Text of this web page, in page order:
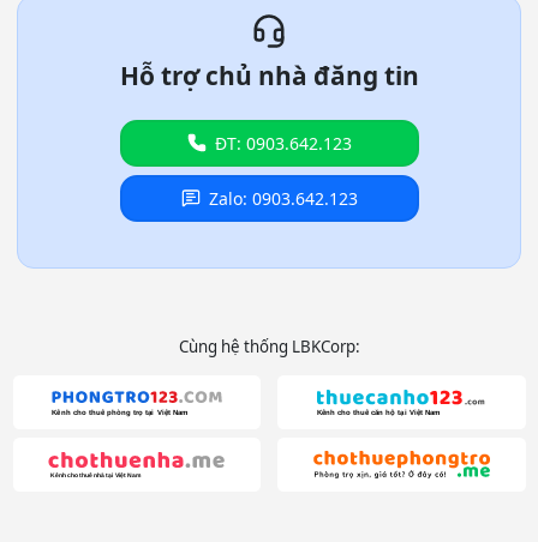
Hỗ trợ chủ nhà đăng tin
ĐT: 0903.642.123
Zalo: 0903.642.123
Cùng hệ thống LBKCorp: